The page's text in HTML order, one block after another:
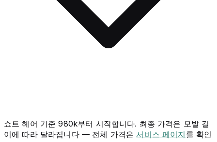
쇼트 헤어 기준 980k부터 시작합니다. 최종 가격은 모발 길
이에 따라 달라집니다 — 전체 가격은서비스 페이지 를 확인